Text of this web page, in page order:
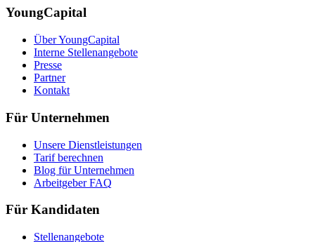
YoungCapital
Über YoungCapital
Interne Stellenangebote
Presse
Partner
Kontakt
Für Unternehmen
Unsere Dienstleistungen
Tarif berechnen
Blog für Unternehmen
Arbeitgeber FAQ
Für Kandidaten
Stellenangebote